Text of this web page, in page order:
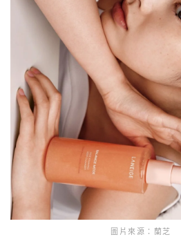
圖片來源：蘭芝